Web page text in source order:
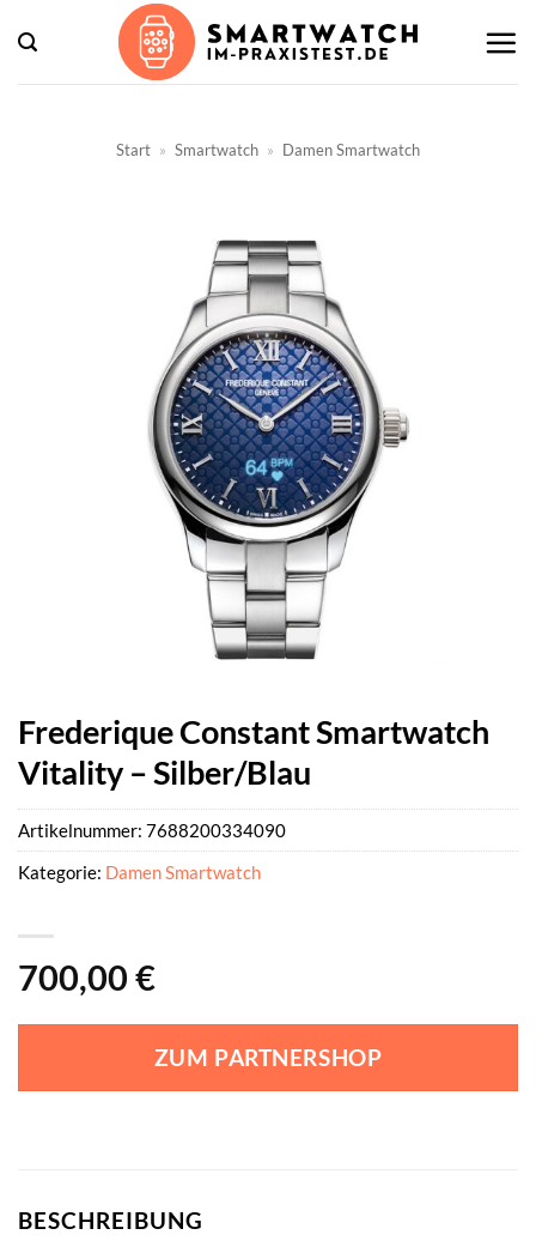
Inhalt
springen
Start » Smartwatch » Damen Smartwatch
Frederique Constant Smartwatch
Vitality – Silber/Blau
700,00 €
ZUM PARTNERSHOP
Artikelnummer: 7688200334090
Kategorie: Damen Smartwatch
BESCHREIBUNG